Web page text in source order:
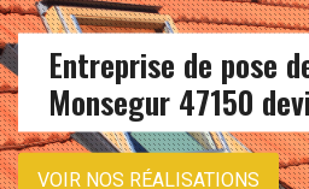
Entreprise de pose
Monsegur 47150
VOIR NOS RÉALISATIONS